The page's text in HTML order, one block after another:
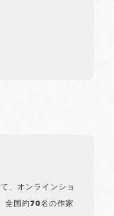
、オンラインショ
全国約70名の作家